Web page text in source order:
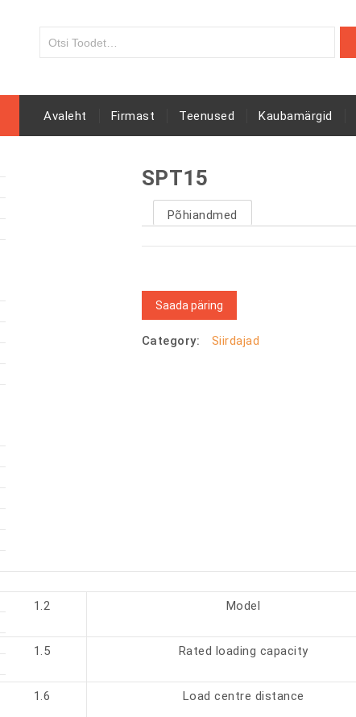
Avaleht Firmast Teenused Kaubamärgid
SPT15
Põhiandmed
Saada päring
Category: Siirdajad
1.2 Model
1.5 Rated loading capacity
1.6 Load centre distance